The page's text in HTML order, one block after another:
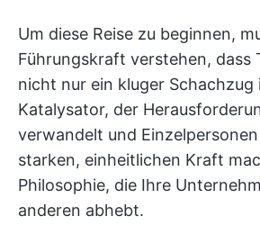
Um diese Reise zu beginnen,
Führungskraft verstehen, dass
nicht nur ein kluger Schachzug
Katalysator, der
verwandelt und
starken, einheitlichen Kraft
Philosophie, die Ihre
anderen abhebt.